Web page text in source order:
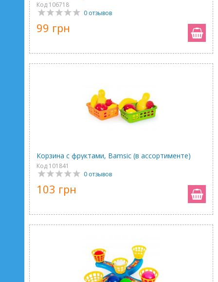
Код 106718
0 отзывов
99 грн
Корзина с фруктами, Bamsic (в ассортименте)
Код 101841
0 отзывов
103 грн